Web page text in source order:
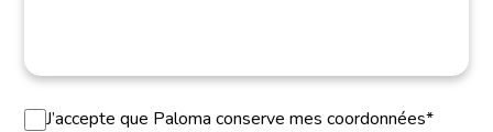
J’accepte que Paloma conserve mes coordonnées*